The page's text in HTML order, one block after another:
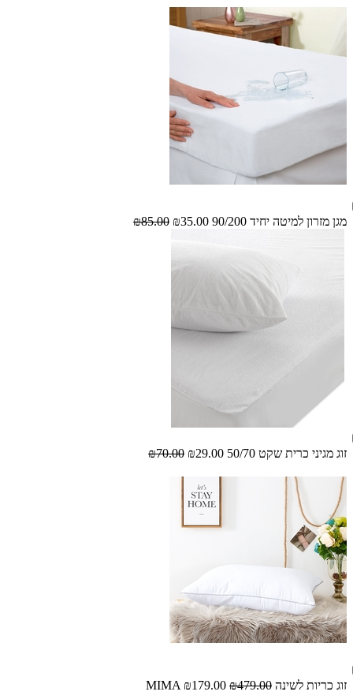
מגן מזרון למיטה יחיד 90/200 ₪35.00
₪85.00
זוג מגיני כרית שקט 50/70 ₪29.00
₪70.00
זוג כריות לשינה MIMA ₪179.00 ₪479.00